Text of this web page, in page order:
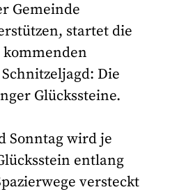
Gemeinde
startet die
kommenden
Die
Glückssteine.
Sonntag wird je
entlang
versteckt